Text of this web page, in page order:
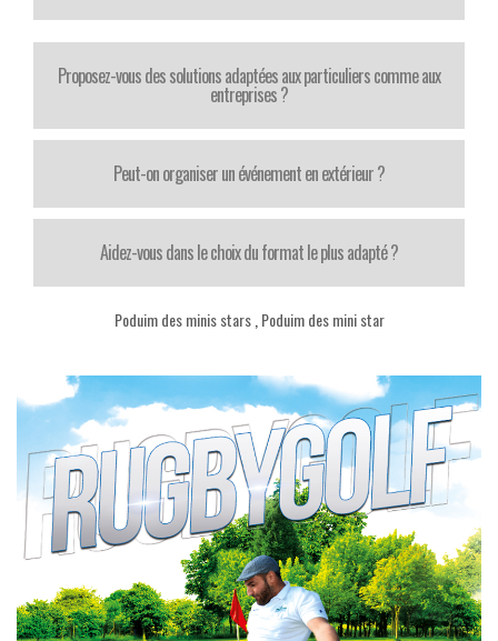
Proposez-vous des solutions adaptées aux particuliers comme aux
entreprises ?
Peut-on organiser un événement en extérieur ?
Aidez-vous dans le choix du format le plus adapté ?
Poduim des minis stars, Poduim des mini star